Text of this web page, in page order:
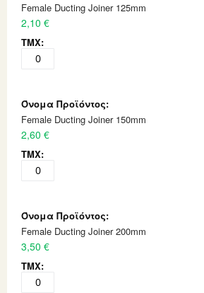
Female Ducting Joiner 125mm
2,10 €
Female Ducting Joiner 150mm
2,60 €
Female Ducting Joiner 200mm
3,50 €